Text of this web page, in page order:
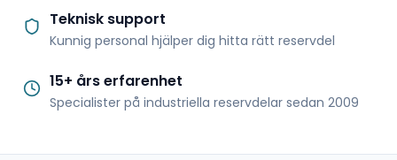
Teknisk support
Kunnig personal hjälper dig hitta rätt reservdel
15+ års erfarenhet
Specialister på industriella reservdelar sedan 2009